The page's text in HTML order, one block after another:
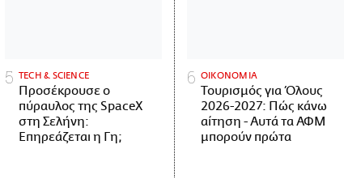
ΤECH & SCIENCE
Προσέκρουσε ο
πύραυλος της SpaceX
στη Σελήνη:
Επηρεάζεται η Γη;
ΟΙΚΟΝΟΜΙΑ
Τουρισμός για Όλους
2026-2027: Πώς κάνω
αίτηση - Αυτά τα ΑΦΜ
μπορούν πρώτα